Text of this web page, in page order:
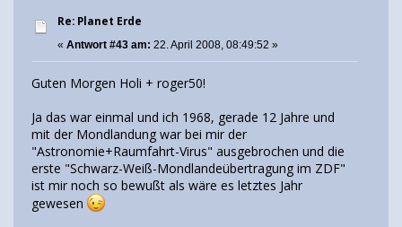
Re: Planet Erde
« Antwort #43 am: 22. April 2008, 08:49:52 »
Guten Morgen Holi + roger50!
Ja das war einmal und ich 1968, gerade 12 Jahre und
mit der Mondlandung war bei mir der
"Astronomie+Raumfahrt-Virus" ausgebrochen und die
erste "Schwarz-Weiß-Mondlandeübertragung im ZDF"
ist mir noch so bewußt als wäre es letztes Jahr
gewesen